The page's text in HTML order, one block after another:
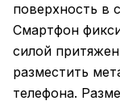
поверхность в
Смартфон
силой
разместить
телефона.